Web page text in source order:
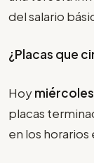
del salario
¿Placas que
Hoy
placas
en los